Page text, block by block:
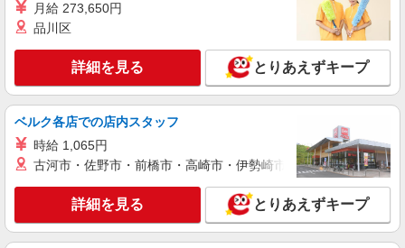
月給 273,650円
品川区
詳細を見る とりあえずキープ
ベルク各店での店内スタッフ
時給 1,065円
古河市・佐野市・前橋市・高崎市・伊勢崎市・太田市・館林市
詳細を見る とりあえずキープ